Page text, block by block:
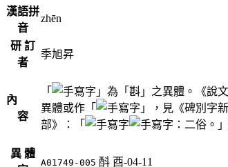
漢語拼
音
zhēn
研 訂
者
季旭昇
內
容
「 」為「斟」之異體。《說
異體或作「
」，見《碑別字
部》：「
：二俗。
異 體
A01749-005 酙 酉-04-11